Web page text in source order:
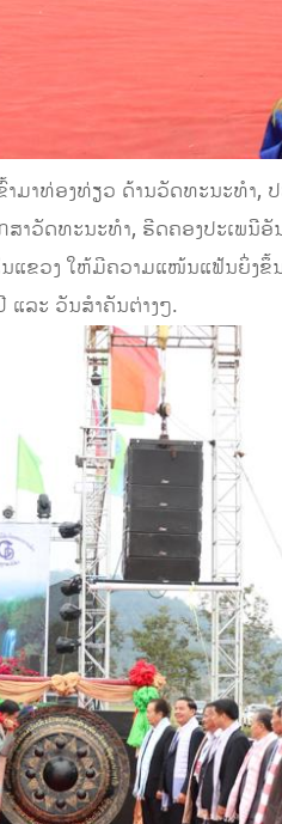
າມາທ່ອງທ່ຽວ ດ້ານວັດທະນະທຳ
ວັດທະນະທຳ, ຮີດຄອງປະເພນີອັ
ແຂວງ ໃຫ້ມີຄວາມແໜ້ນແຟ້ນຍິ່ງຂຶ້
ລະ ວັນສໍາຄັນຕ່າງໆ.